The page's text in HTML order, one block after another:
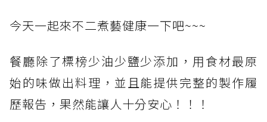
今天一起來不二煮藝健康一下吧~~~
餐廳除了標榜少油少鹽少添加，用食材最原
始的味做出料理，並且能提供完整的製作履
歷報告，果然能讓人十分安心！！！